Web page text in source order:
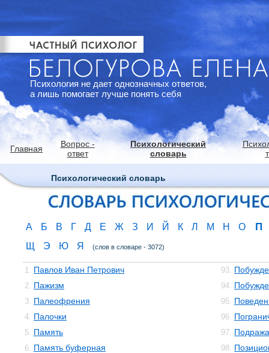
Психология не дает однозначных ответов,
а лишь помогает лучше понять себя
Главная
Вопрос -
ответ
Психологический
словарь
Психологический словарь
А Б В Г Д Е Ж З И Й К Л М Н О П
Щ Э Ю Я (слов в словаре - 3072)
1. Павлов Иван Петрович
2. Пажизм
3. Палеофрения
4. Палочки
5. Память
6. Память буферная
93.
94.
95.
96.
97.
98.